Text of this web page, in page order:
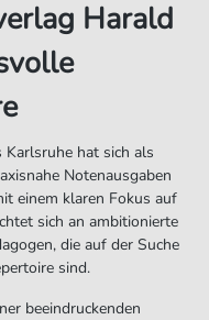
Harald
hat sich als
Notenausgaben
einem klaren Fokus auf
sich an ambitionierte
die auf der Suche
sind.
beeindruckenden